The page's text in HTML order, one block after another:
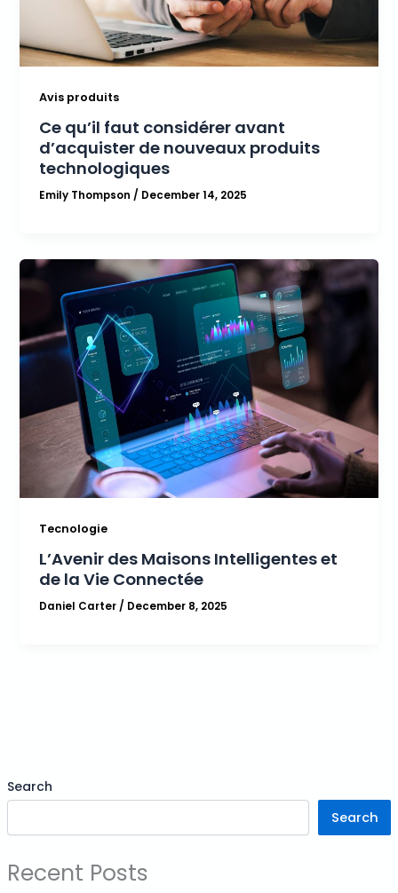
Search
Search
Recent Posts
Avis produits
Ce qu’il faut considérer avant
d’acquister de nouveaux produits
technologiques
Emily Thompson/ December 14, 2025
Tecnologie
L’Avenir des Maisons Intelligentes et
de la Vie Connectée
Daniel Carter/ December 8, 2025